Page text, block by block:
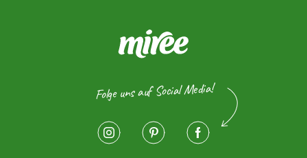
Folge uns auf Social Media!